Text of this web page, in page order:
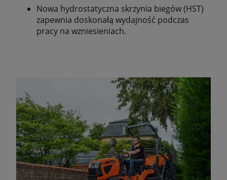
Nowa hydrostatyczna skrzynia biegów (HST)
zapewnia doskonałą wydajność podczas
pracy na wzniesieniach.